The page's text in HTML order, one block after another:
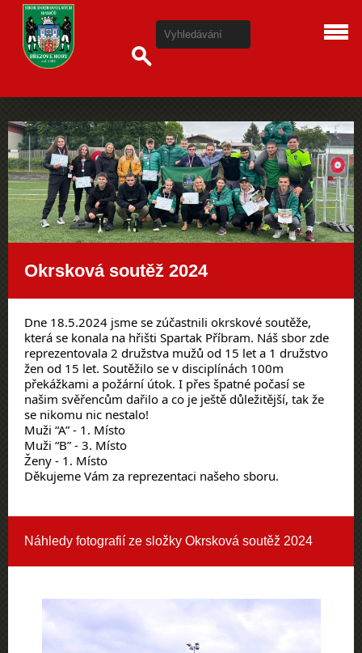
Okrsková soutěž 2024
Dne 18.5.2024 jsme se zúčastnili okrskové soutěže,
která se konala na hřišti Spartak Příbram. Náš sbor zde
reprezentovala 2 družstva mužů od 15 let a 1 družstvo
žen od 15 let. Soutěžilo se v disciplínách 100m
překážkami a požární útok. I přes špatné počasí se
našim svěřencům dařilo a co je ještě důležitější, tak že
se nikomu nic nestalo!
Muži “A” - 1. Místo
Muži “B” - 3. Místo
Ženy - 1. Místo
Děkujeme Vám za reprezentaci našeho sboru.
Náhledy fotografií ze složky Okrsková soutěž 2024